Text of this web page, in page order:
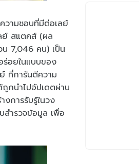
วามชอบที่มีต่อเลย์
ย์ สแตคส์ (ผล
7,046 คน) เป็น
อยในแบบของ
ที่การันตีความ
กนำไปอัปเดตผ่าน
การรับรู้ในวง
สำรวจข้อมูล เพื่อ